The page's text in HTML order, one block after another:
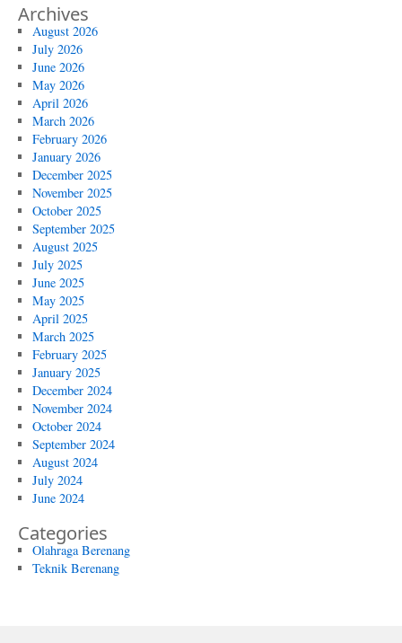
Archives
August 2026
July 2026
June 2026
May 2026
April 2026
March 2026
February 2026
January 2026
December 2025
November 2025
October 2025
September 2025
August 2025
July 2025
June 2025
May 2025
April 2025
March 2025
February 2025
January 2025
December 2024
November 2024
October 2024
September 2024
August 2024
July 2024
June 2024
Categories
Olahraga Berenang
Teknik Berenang